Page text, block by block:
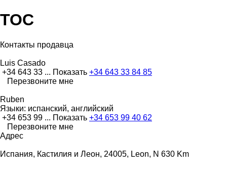
TOC
Контакты продавца
Luis Casado
+34 643 33 ... Показать +34 643 33 84 85
Перезвоните мне
Ruben
Языки: испанский, английский
+34 653 99 ... Показать +34 653 99 40 62
Перезвоните мне
Адрес
Испания, Кастилия и Леон, 24005, Leon, N 630 Km